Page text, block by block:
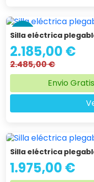
-12 %
Silla eléctrica
2.185,00 €
2.485,00 €
Envio
Silla eléctrica
1.975,00 €